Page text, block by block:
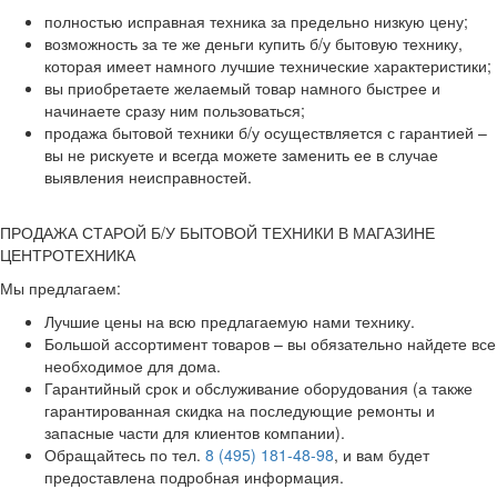
полностью исправная техника за предельно низкую цену;
возможность за те же деньги купить б/у бытовую технику,
которая имеет намного лучшие технические характеристики;
вы приобретаете желаемый товар намного быстрее и
начинаете сразу ним пользоваться;
продажа бытовой техники б/у осуществляется с гарантией –
вы не рискуете и всегда можете заменить ее в случае
выявления неисправностей.
ПРОДАЖА СТАРОЙ Б/У БЫТОВОЙ ТЕХНИКИ В МАГАЗИНЕ
ЦЕНТРОТЕХНИКА
Мы предлагаем:
Лучшие цены на всю предлагаемую нами технику.
Большой ассортимент товаров – вы обязательно найдете все
необходимое для дома.
Гарантийный срок и обслуживание оборудования (а также
гарантированная скидка на последующие ремонты и
запасные части для клиентов компании).
Обращайтесь по тел. 8 (495) 181-48-98, и вам будет
предоставлена подробная информация.